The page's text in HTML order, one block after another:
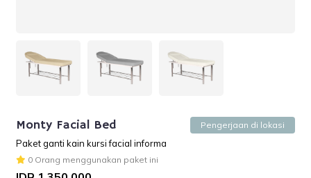
Monty Facial Bed Pengerjaan di lokasi
Paket ganti kain kursi facial informa
0 Orang menggunakan paket ini